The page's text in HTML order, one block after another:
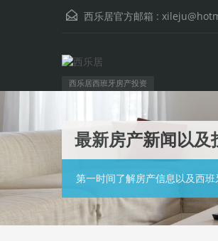
西乐居官方邮箱 :
西乐居西班牙房产投资
最新房产新闻以及
第一时间了解房产信息以及西